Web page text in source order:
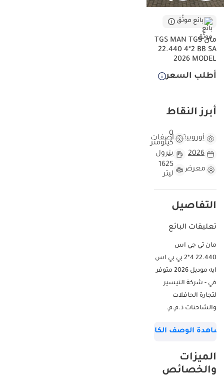
بائع موثّق
مان TGS MAN TGS
22.440 4*2 BB SA
2026 MODEL
أطلب السعر
أبرز النقاط
أوروبيةمواصفات
0
كيلومتر
2026
بترول
معرض
1625
ليتر
التفاصيل
تعليقات البائع
مان تي جي اس
22.440 4*2 بي بي اس
ايه موديل 2026 متوفر
في - شركة التيسير
لتجارة الحافلات
والشاحنات ذ.م.م.
الوصف الكامل
الميزات
والخصائص